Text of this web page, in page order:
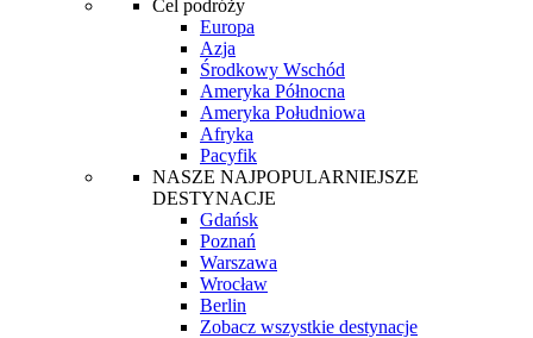
Cel podróży
Europa
Azja
Środkowy Wschód
Ameryka Północna
Ameryka Południowa
Afryka
Pacyfik
NASZE NAJPOPULARNIEJSZE
DESTYNACJE
Gdańsk
Poznań
Warszawa
Wrocław
Berlin
Zobacz wszystkie destynacje